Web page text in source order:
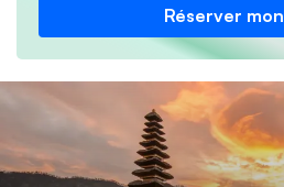
Réserver